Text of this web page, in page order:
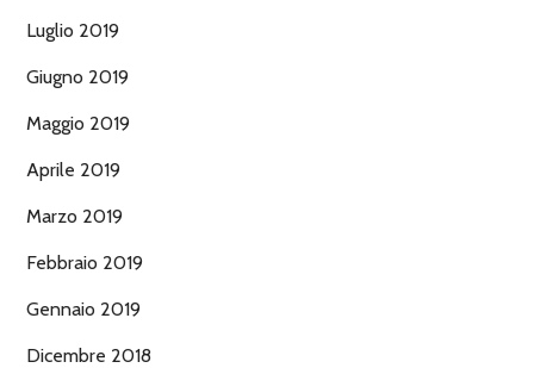
Luglio 2019
Giugno 2019
Maggio 2019
Aprile 2019
Marzo 2019
Febbraio 2019
Gennaio 2019
Dicembre 2018